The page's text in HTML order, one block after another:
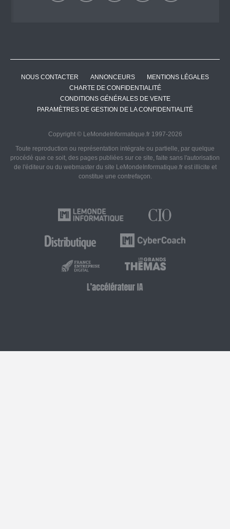
NOUS CONTACTER ANNONCEURS
MENTIONS LÉGALES
CHARTE DE CONFIDENTIALITÉ
CONDITIONS GÉNÉRALES DE VENTE
PARAMÈTRES DE GESTION DE LA CONFIDENTIALITÉ
Copyright © LeMondeInformatique.fr 1997-2026
Toute reproduction ou représentation intégrale ou partielle, par quelque
procédé que ce soit, des pages publiées sur ce site, faite sans l'autorisation
de l'éditeur ou du webmaster du site LeMondeInformatique.fr est illicite et
constitue une contrefaçon.